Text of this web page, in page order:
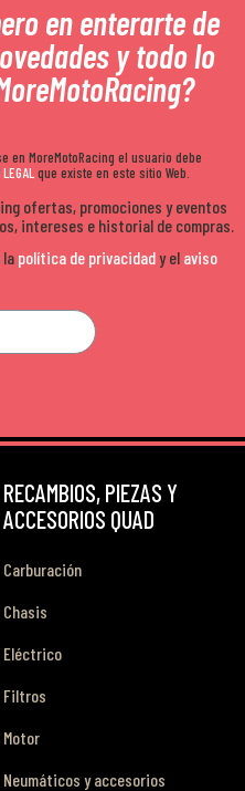
en enterarte de
y todo lo
MoreMotoRacing el usuario debe
LEGALque existe en este sitio Web.
ofertas, promociones y eventos
intereses e historial de compras.
la política de privacidady el aviso
RECAMBIOS, PIEZAS Y
ACCESORIOS QUAD
Carburación
Chasis
Eléctrico
Filtros
Motor
Neumáticos y accesorios